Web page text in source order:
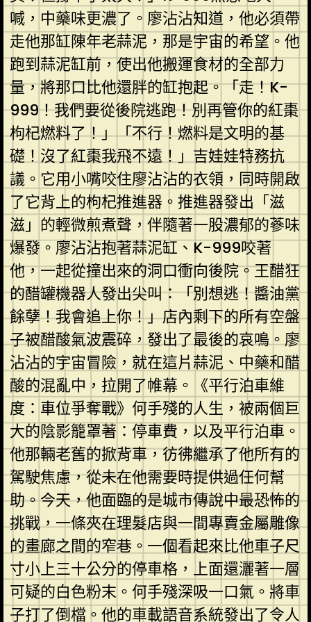
喊，中藥味更濃了。廖沾沾知道，他必須帶
走他那缸陳年老蒜泥，那是宇宙的希望。他
跑到蒜泥缸前，使出他搬運食材的全部力
量，將那口比他還胖的缸抱起。「走！K-
999！我們要從後院逃跑！別再管你的紅棗
枸杞燃料了！」「不行！燃料是文明的基
礎！沒了紅棗我飛不遠！」吉娃娃特務抗
議。它用小嘴咬住廖沾沾的衣領，同時開啟
了它背上的枸杞推進器。推進器發出「滋
滋」的輕微煎煮聲，伴隨著一股濃郁的蔘味
爆發。廖沾沾抱著蒜泥缸、K-999咬著
他，一起從撞出來的洞口衝向後院。王醋狂
的醋罐機器人發出尖叫：「別想逃！醬油黨
餘孽！我會追上你！」店內剩下的所有空盤
子被醋酸氣波震碎，發出了最後的哀鳴。廖
沾沾的宇宙冒險，就在這片蒜泥、中藥和醋
酸的混亂中，拉開了帷幕。《平行泊車維
度：車位爭奪戰》何手殘的人生，被兩個巨
大的陰影籠罩著：停車費，以及平行泊車。
他那輛老舊的掀背車，彷彿繼承了他所有的
駕駛焦慮，從未在他需要時提供過任何幫
助。今天，他面臨的是城市傳說中最恐怖的
挑戰，一條夾在理髮店與一間專賣金屬雕像
的畫廊之間的窄巷。一個看起來比他車子尺
寸小上三十公分的停車格，上面還灑著一層
可疑的白色粉末。何手殘深吸一口氣。將車
子打了倒檔。他的車載語音系統發出了令人